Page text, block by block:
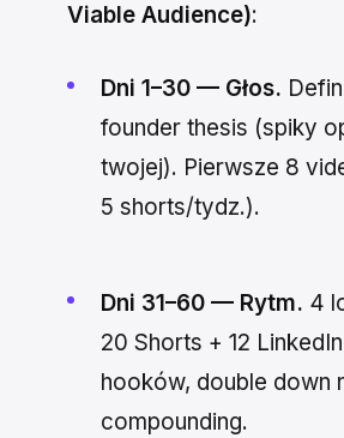
Viable Audience):
Dni 1–30 — Głos.
founder thesis (spiky
twojej). Pierwsze 8
5 shorts/tydz.).
Dni 31–60 — Rytm. 4
20 Shorts + 12
hooków, double down
compounding.